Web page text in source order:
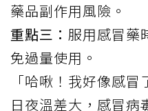
藥品副作用風險。
重點三： 服用感冒藥
免過量使用。
「哈啾！我好像感
日夜溫差大，感冒病